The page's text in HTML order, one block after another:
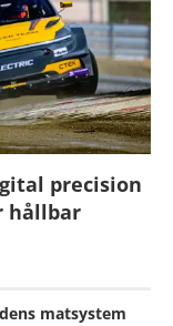
precision
hållbar
matsystem